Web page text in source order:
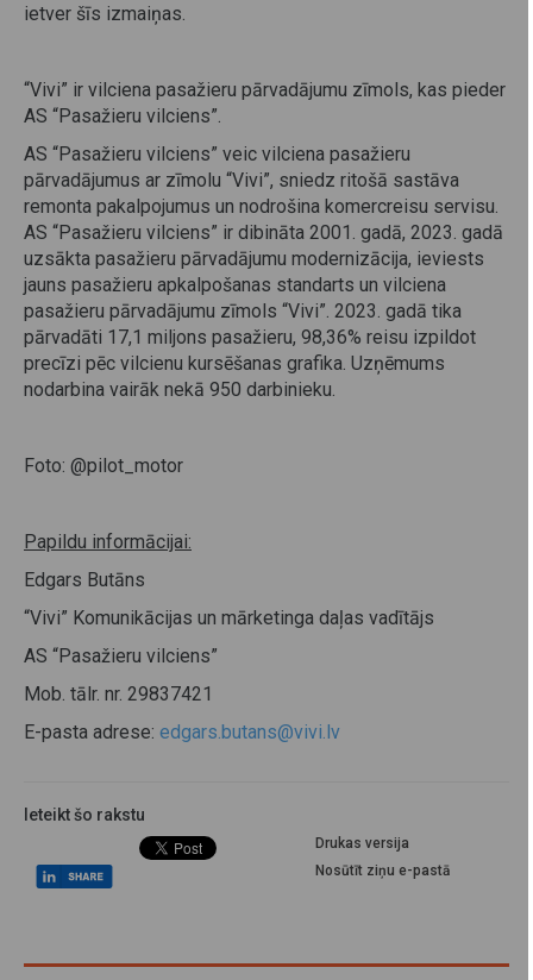
ietver šīs izmaiņas.
“Vivi” ir vilciena pasažieru pārvadājumu zīmols, kas pieder
AS “Pasažieru vilciens”.
AS “Pasažieru vilciens” veic vilciena pasažieru
pārvadājumus ar zīmolu “Vivi”, sniedz ritošā sastāva
remonta pakalpojumus un nodrošina komercreisu servisu.
AS “Pasažieru vilciens” ir dibināta 2001. gadā, 2023. gadā
uzsākta pasažieru pārvadājumu modernizācija, ieviests
jauns pasažieru apkalpošanas standarts un vilciena
pasažieru pārvadājumu zīmols “Vivi”. 2023. gadā tika
pārvadāti 17,1 miljons pasažieru, 98,36% reisu izpildot
precīzi pēc vilcienu kursēšanas grafika. Uzņēmums
nodarbina vairāk nekā 950 darbinieku.
Foto: @pilot_motor
Papildu informācijai:
Edgars Butāns
“Vivi” Komunikācijas un mārketinga daļas vadītājs
AS “Pasažieru vilciens”
Mob. tālr. nr. 29837421
E-pasta adrese: edgars.butans@vivi.lv
Ieteikt šo rakstu
Drukas versija
Nosūtīt ziņu e-pastā